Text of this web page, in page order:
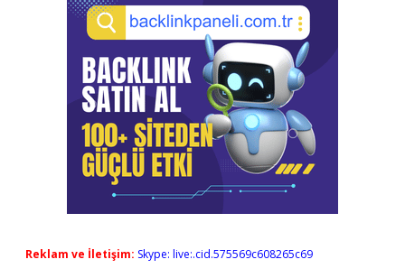
Reklam ve İletişim: Skype: live:.cid.575569c608265c69